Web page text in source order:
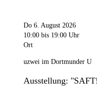
Do 6. August 2026
10:00 bis 19:00 Uhr
Ort
uzwei im Dortmunder U
Ausstellung: